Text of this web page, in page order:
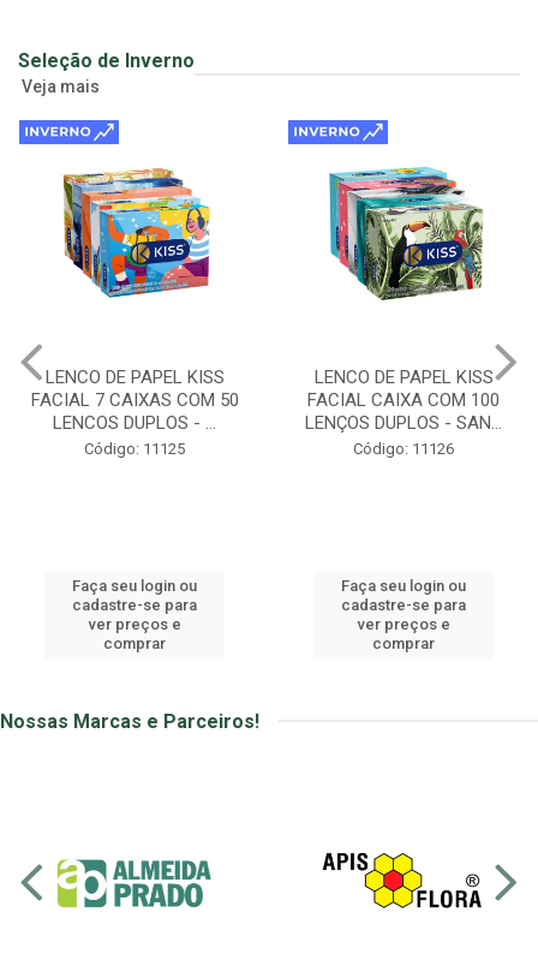
Seleção de Inverno
Veja mais
LENCO DE PAPEL KISS
FACIAL 7 CAIXAS COM 50
LENCOS DUPLOS - ...
Código: 11125
Faça seu login ou
cadastre-se para
ver preços e
comprar
LENCO DE PAPEL KISS
FACIAL CAIXA COM 100
LENÇOS DUPLOS - SAN...
Código: 11126
Faça seu login ou
cadastre-se para
ver preços e
comprar
Nossas Marcas e Parceiros!